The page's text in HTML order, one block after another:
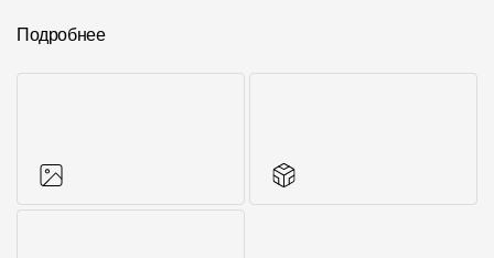
Подробнее